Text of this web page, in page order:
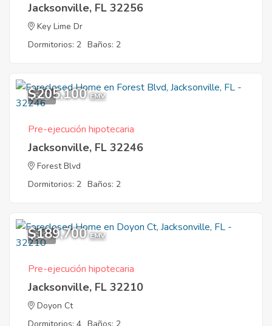
Jacksonville, FL 32256
Key Lime Dr
Dormitorios: 2 Baños: 2
6
$205,100 EMV
Pre-ejecución hipotecaria
Jacksonville, FL 32246
Forest Blvd
Dormitorios: 2 Baños: 2
6
$189,700 EMV
Pre-ejecución hipotecaria
Jacksonville, FL 32210
Doyon Ct